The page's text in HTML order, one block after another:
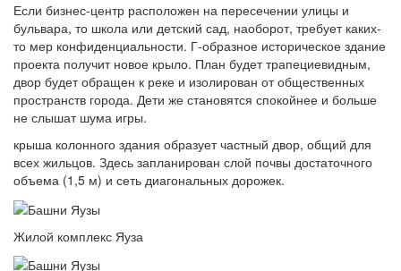
Если бизнес-центр расположен на пересечении улицы и
бульвара, то школа или детский сад, наоборот, требует каких-
то мер конфиденциальности. Г-образное историческое здание
проекта получит новое крыло. План будет трапециевидным,
двор будет обращен к реке и изолирован от общественных
пространств города. Дети же становятся спокойнее и больше
не слышат шума игры.
крыша колонного здания образует частный двор, общий для
всех жильцов. Здесь запланирован слой почвы достаточного
объема (1,5 м) и сеть диагональных дорожек.
Жилой комплекс Яуза